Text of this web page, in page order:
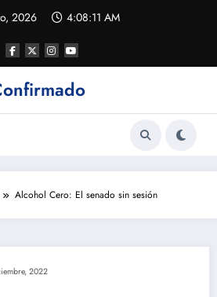
2026 4:08:12 AM
Alcohol Cero: El senado sin sesión
2022